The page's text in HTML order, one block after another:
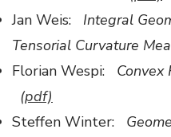
Jan Weis: Integral
Tensorial Curvature
Florian Wespi: Convex
(pdf)
Steffen Winter: